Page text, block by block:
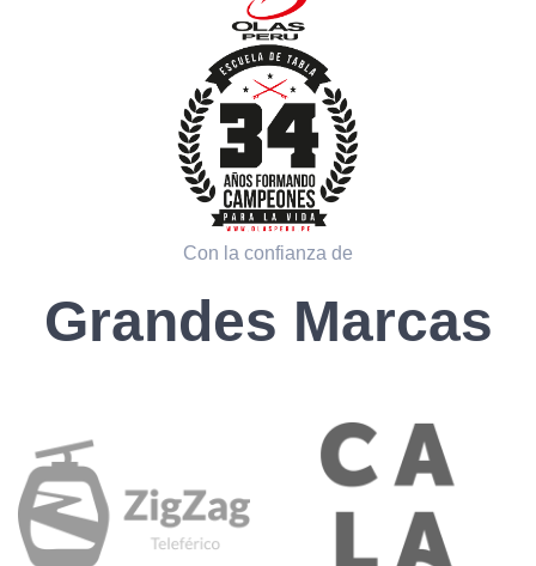
Con la confianza de
Grandes Marcas